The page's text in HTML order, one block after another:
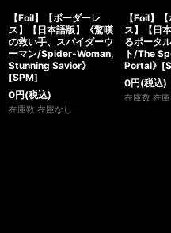
【Foil】【ボーダーレ
ス】【日本語版】《驚嘆
の救い手、スパイダーウ
ーマン/Spider-Woman,
Stunning Savior》
[SPM]
0円(税込)
在庫数 在庫なし
【Foil】
ス】【日
るポータ
ト/The
Portal》
0円(税込)
在庫数 在庫